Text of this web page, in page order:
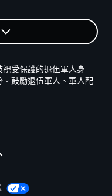
受保護的退伍軍人身
鼓勵退伍軍人、軍人配